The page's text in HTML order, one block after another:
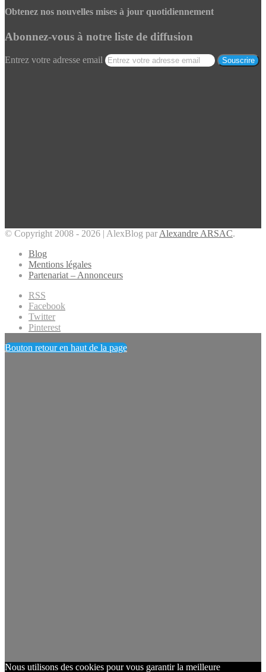
Obtenez nos nouvelles mises à jour quotidiennement
Abonnez-vous à notre liste de diffusion
Entrez votre adresse email
© Copyright 2008 - 2026 | AlexBlog par Alexandre ARSAC.
Blog
Mentions légales
Partenariat – Annonceurs
RSS
Facebook
Twitter
Pinterest
Bouton retour en haut de la page
Nous utilisons des cookies pour vous garantir la meilleure